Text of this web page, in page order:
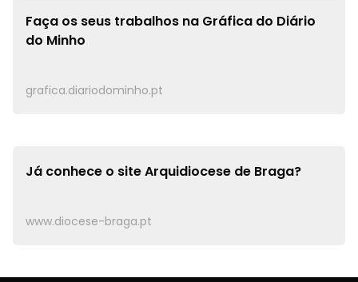
Faça os seus trabalhos na Gráfica do Diário
do Minho
grafica.diariodominho.pt
Já conhece o siteArquidiocese de Braga?
www.diocese-braga.pt